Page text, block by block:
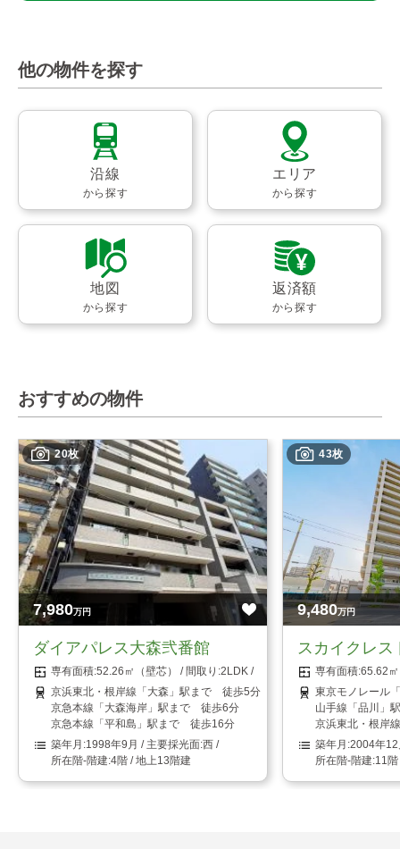
他の物件を探す
沿線
から探す
エリア
から探す
地図
から探す
返済額
から探す
おすすめの物件
20枚
7,980万円
ダイアパレス大森弐番館
52.26㎡（壁芯）
2LDK
京浜東北・根岸線「大森」駅まで 徒歩5分
京急本線「大森海岸」駅まで 徒歩6分
京急本線「平和島」駅まで 徒歩16分
1998年9月
西
4階 / 地上13階建
43枚
9,480万円
スカイクレス
65.62
東京モノレール
山手線「品川」
京浜東北・根岸
2004年12
11